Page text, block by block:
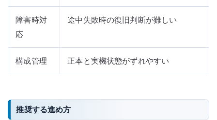
障害時対
応
途中失敗時の復旧判断が難しい
構成管理 正本と実機状態がずれやすい
推奨する進め方